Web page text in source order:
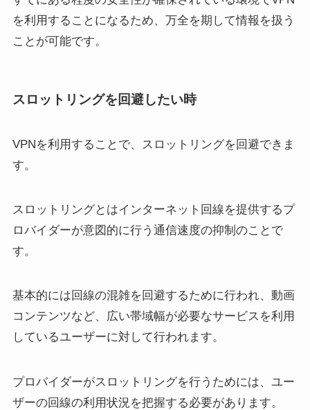
を利用することになるため、万全を期して情報を扱う
ことが可能です。
スロットリングを回避したい時
VPNを利用することで、スロットリングを回避できま
す。
スロットリングとはインターネット回線を提供するプ
ロバイダーが意図的に行う通信速度の抑制のことで
す。
基本的には回線の混雑を回避するために行われ、動画
コンテンツなど、広い帯域幅が必要なサービスを利用
しているユーザーに対して行われます。
プロバイダーがスロットリングを行うためには、ユー
ザーの回線の利用状況を把握する必要があります。